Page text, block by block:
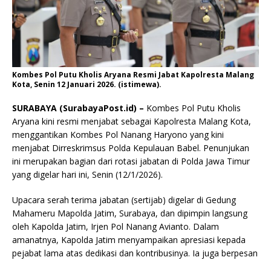
Kombes Pol Putu Kholis Aryana Resmi Jabat Kapolresta Malang
Kota, Senin 12 Januari 2026. (istimewa).
SURABAYA (SurabayaPost.id) – Kombes Pol Putu Kholis
Aryana kini resmi menjabat sebagai Kapolresta Malang Kota,
menggantikan Kombes Pol Nanang Haryono yang kini
menjabat Dirreskrimsus Polda Kepulauan Babel. Penunjukan
ini merupakan bagian dari rotasi jabatan di Polda Jawa Timur
yang digelar hari ini, Senin (12/1/2026).
Upacara serah terima jabatan (sertijab) digelar di Gedung
Mahameru Mapolda Jatim, Surabaya, dan dipimpin langsung
oleh Kapolda Jatim, Irjen Pol Nanang Avianto. Dalam
amanatnya, Kapolda Jatim menyampaikan apresiasi kepada
pejabat lama atas dedikasi dan kontribusinya. Ia juga berpesan